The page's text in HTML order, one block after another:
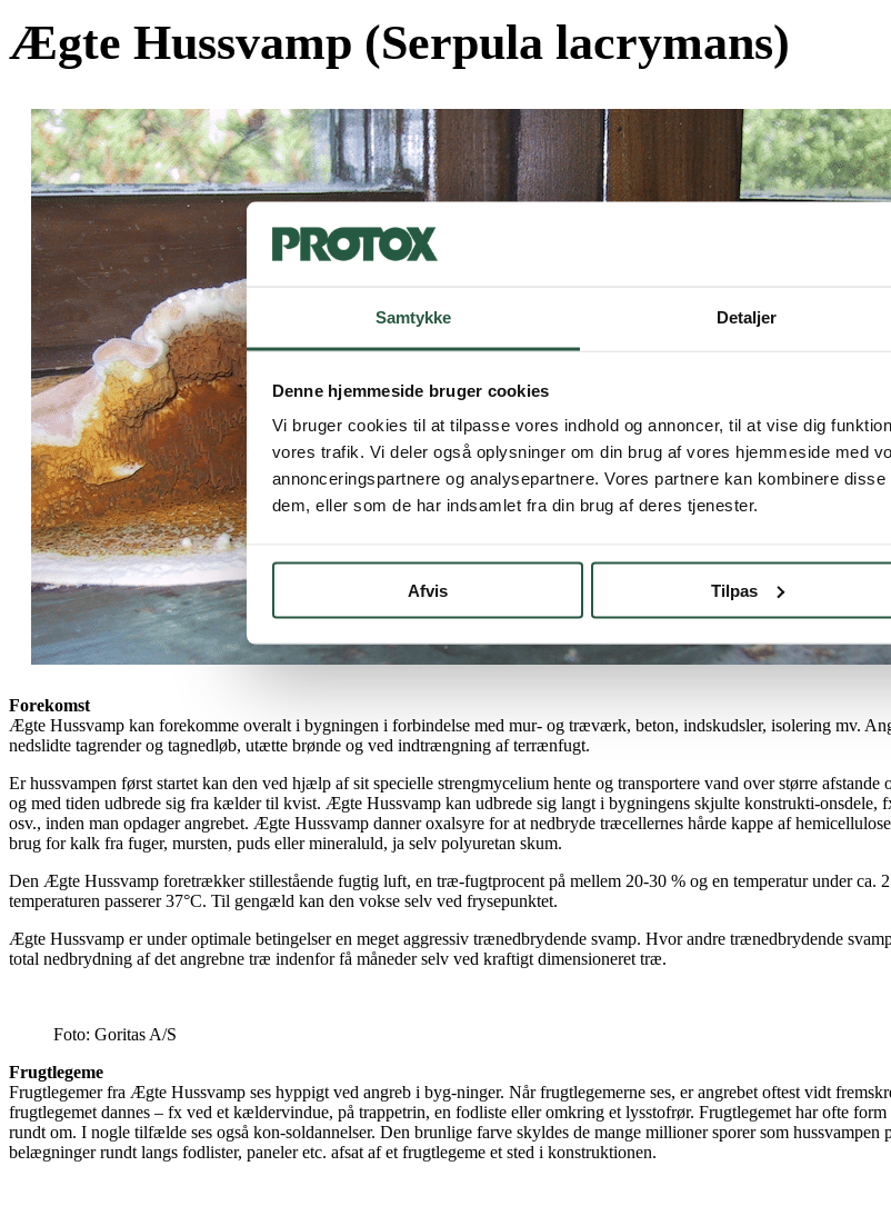
Samtykke Detaljer
Denne hjemmeside bruger cookies
Vi bruger cookies til at tilpasse vores indhold og annoncer, til at vise dig
vores trafik. Vi deler også oplysninger om din brug af vores hjemmeside med
annonceringspartnere og analysepartnere. Vores partnere kan kombinere
dem, eller som de har indsamlet fra din brug af deres tjenester.
Afvis Tilpas
Ægte Hussvamp (Serpula lacrymans)
Forekomst
Ægte Hussvamp kan forekomme overalt i bygningen i forbindelse med mur- og træværk, beton, indskudsler, isolering mv.
nedslidte tagrender og tagnedløb, utætte brønde og ved indtrængning af terrænfugt.
Er hussvampen først startet kan den ved hjælp af sit specielle strengmycelium hente og transportere vand over større
og med tiden udbrede sig fra kælder til kvist. Ægte Hussvamp kan udbrede sig langt i bygningens skjulte konstrukti-
osv., inden man opdager angrebet. Ægte Hussvamp danner oxalsyre for at nedbryde træcellernes hårde kappe af
brug for kalk fra fuger, mursten, puds eller mineraluld, ja selv polyuretan skum.
Den Ægte Hussvamp foretrækker stillestående fugtig luft, en træ-fugtprocent på mellem 20-30 % og en temperatur under ca.
temperaturen passerer 37°C. Til gengæld kan den vokse selv ved frysepunktet.
Ægte Hussvamp er under optimale betingelser en meget aggressiv trænedbrydende svamp. Hvor andre trænedbrydende
total nedbrydning af det angrebne træ indenfor få måneder selv ved kraftigt dimensioneret træ.
Foto: Goritas A/S
Frugtlegeme
Frugtlegemer fra Ægte Hussvamp ses hyppigt ved angreb i byg-ninger. Når frugtlegemerne ses, er angrebet oftest vidt
frugtlegemet dannes – fx ved et kældervindue, på trappetrin, en fodliste eller omkring et lysstofrør. Frugtlegemet har ofte
rundt om. I nogle tilfælde ses også kon-soldannelser. Den brunlige farve skyldes de mange millioner sporer som
belægninger rundt langs fodlister, paneler etc. afsat af et frugtlegeme et sted i konstruktionen.